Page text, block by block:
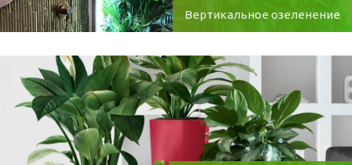
Вертикальное озеленение